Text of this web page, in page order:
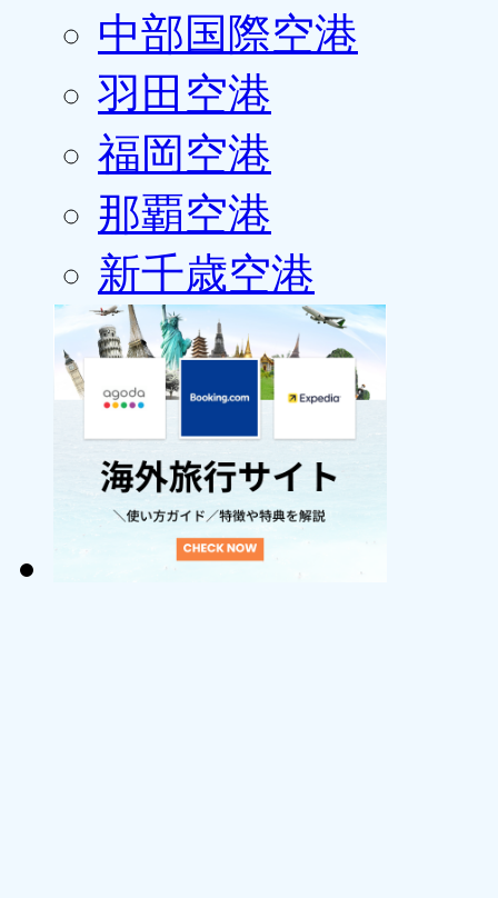
中部国際空港
羽田空港
福岡空港
那覇空港
新千歳空港